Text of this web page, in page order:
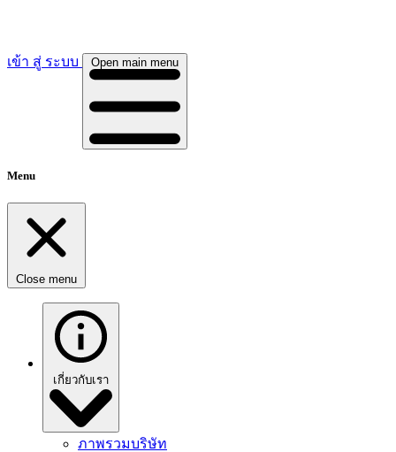
เข้า สู่ ระบบ Open main menu
Menu
Close menu
เกี่ยวกับเรา
ภาพรวมบริษัท